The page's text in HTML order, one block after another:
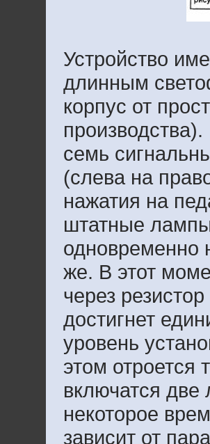
Устройство
длинным
корпус от
семь
(слева на
нажатия на
штатные
одновременно
же. В этот
через
достигнет
уровень
этом отроется
включатся
некоторое
зависит от